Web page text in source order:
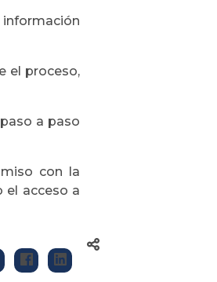
el proceso,
a paso
con la
el acceso a